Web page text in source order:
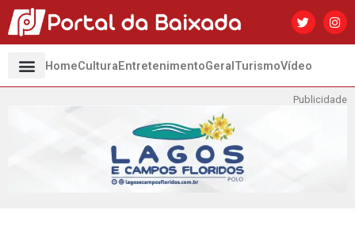
HomeCultura EntretenimentoGeral TurismoVídeo
Publicidade